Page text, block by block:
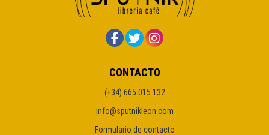
CONTACTO
(+34) 665 015 132
info@sputnikleon.com
Formulario de contacto